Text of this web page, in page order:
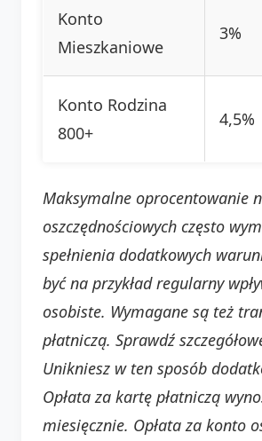
Konto
Mieszkaniowe
3%
Konto Rodzina
800+
4,5%
Maksymalne oprocentowanie
oszczędnościowych często
spełnienia dodatkowych
być na przykład regularny
osobiste. Wymagane są też
płatniczą. Sprawdź
Unikniesz w ten sposób
Opłata za kartę płatniczą
miesięcznie. Opłata za konto